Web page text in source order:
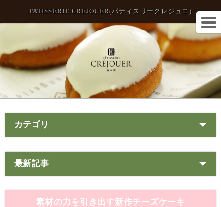
PATISSERIE CREJOUER(パティスリークレジュエ)
カテゴリ
最新記事
素材の力を引き出す新作チーズケーキ